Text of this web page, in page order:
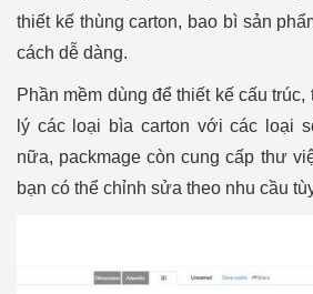
thiết kế thùng carton, bao bì sản
cách dễ dàng.
Phần mềm dùng để thiết kế cấu
lý các loại bìa carton với các loại
nữa, packmage còn cung cấp thư
bạn có thể chỉnh sửa theo nhu cầu